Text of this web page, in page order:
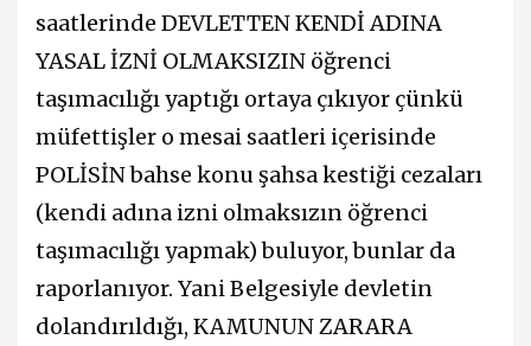
saatlerinde DEVLETTEN KENDİ ADINA
YASAL İZNİ OLMAKSIZIN öğrenci
taşımacılığı yaptığı ortaya çıkıyor çünkü
müfettişler o mesai saatleri içerisinde
POLİSİN bahse konu şahsa kestiği cezaları
(kendi adına izni olmaksızın öğrenci
taşımacılığı yapmak) buluyor, bunlar da
raporlanıyor. Yani Belgesiyle devletin
dolandırıldığı, KAMUNUN ZARARA